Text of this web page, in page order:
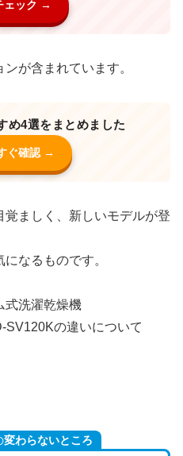
ェック →
が含まれています。
め4選をまとめました
ぐ確認 →
ましく、新しいモデルが登
なるものです。
式洗濯乾燥機
SV120Kの違いについて
変わらないところ